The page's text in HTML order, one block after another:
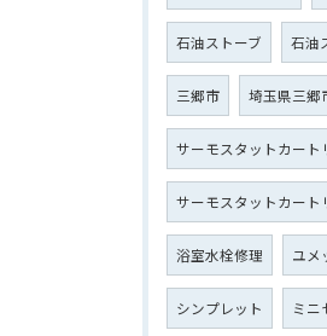
石油ストーブ 石油
三郷市 埼玉県三郷
サーモスタットカート
サーモスタットカート
浴室水栓修理 ユメ
シンプレット ミニ